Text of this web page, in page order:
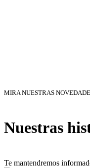
MIRA NUESTRAS
Nuestras
Te mantendremos